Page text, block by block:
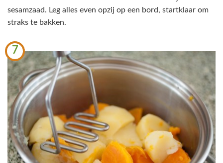
sesamzaad. Leg alles even opzij op een bord, startklaar om
straks te bakken.
7